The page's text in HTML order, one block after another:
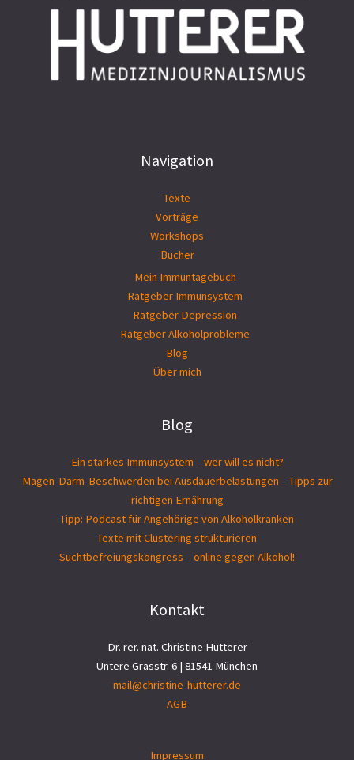
Navigation
Texte
Vorträge
Workshops
Bücher
Mein Immuntagebuch
Ratgeber Immunsystem
Ratgeber Depression
Ratgeber Alkoholprobleme
Blog
Über mich
Blog
Ein starkes Immunsystem – wer will es nicht?
Magen-Darm-Beschwerden bei Ausdauerbelastungen – Tipps zur
richtigen Ernährung
Tipp: Podcast für Angehörige von Alkoholkranken
Texte mit Clustering strukturieren
Suchtbefreiungs­kongress – online gegen Alkohol!
Kontakt
Dr. rer. nat. Christine Hutterer
Untere Grasstr. 6 | 81541 München
mail@christine-hutterer.de
AGB
Impressum